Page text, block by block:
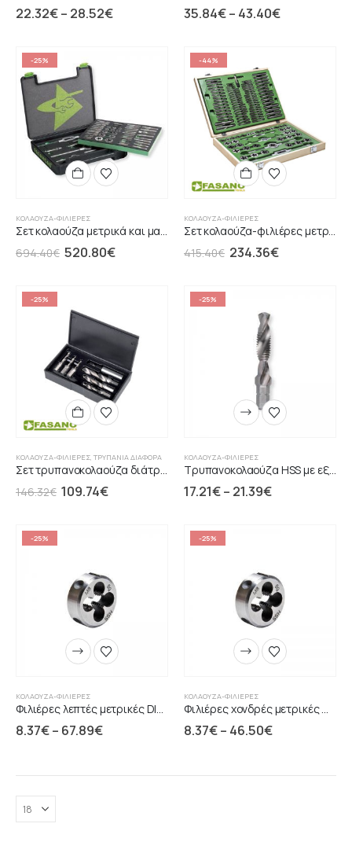
22.32€– 28.52€ 35.84€– 43.40€
-25%
ΚΟΛΑΟΎΖΑ-ΦΙΛΙΈΡΕΣ
694.40€ 520.80€
-44%
ΚΟΛΑΟΎΖΑ-ΦΙΛΙΈΡΕΣ
415.40€ 234.36€
-25%
ΚΟΛΑΟΎΖΑ-ΦΙΛΙΈΡΕΣ ΤΡΥΠΆΝΙΑ ΔΙΑΦΌΡΑ
146.32€ 109.74€
-25%
ΚΟΛΑΟΎΖΑ-ΦΙΛΙΈΡΕΣ
Τρυπανοκολαούζα HSS με εξάγωνο οδηγό 1/4"
17.21€– 21.39€
-25%
ΚΟΛΑΟΎΖΑ-ΦΙΛΙΈΡΕΣ
8.37€– 67.89€
-25%
ΚΟΛΑΟΎΖΑ-ΦΙΛΙΈΡΕΣ
8.37€– 46.50€